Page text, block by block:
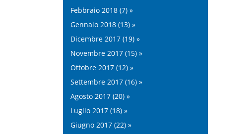
Febbraio 2018 (7) »
Gennaio 2018 (13) »
Dicembre 2017 (19) »
Novembre 2017 (15) »
Ottobre 2017 (12) »
Settembre 2017 (16) »
Agosto 2017 (20) »
Luglio 2017 (18) »
Giugno 2017 (22) »